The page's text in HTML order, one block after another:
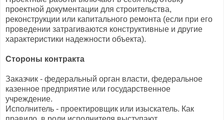
проектной документации для строительства,
реконструкции или капитального ремонта (если при его
проведении затрагиваются конструктивные и другие
характеристики надежности объекта).
Стороны контракта
Заказчик - федеральный орган власти, федеральное
казенное предприятие или государственное
учреждение.
Исполнитель - проектировщик или изыскатель. Как